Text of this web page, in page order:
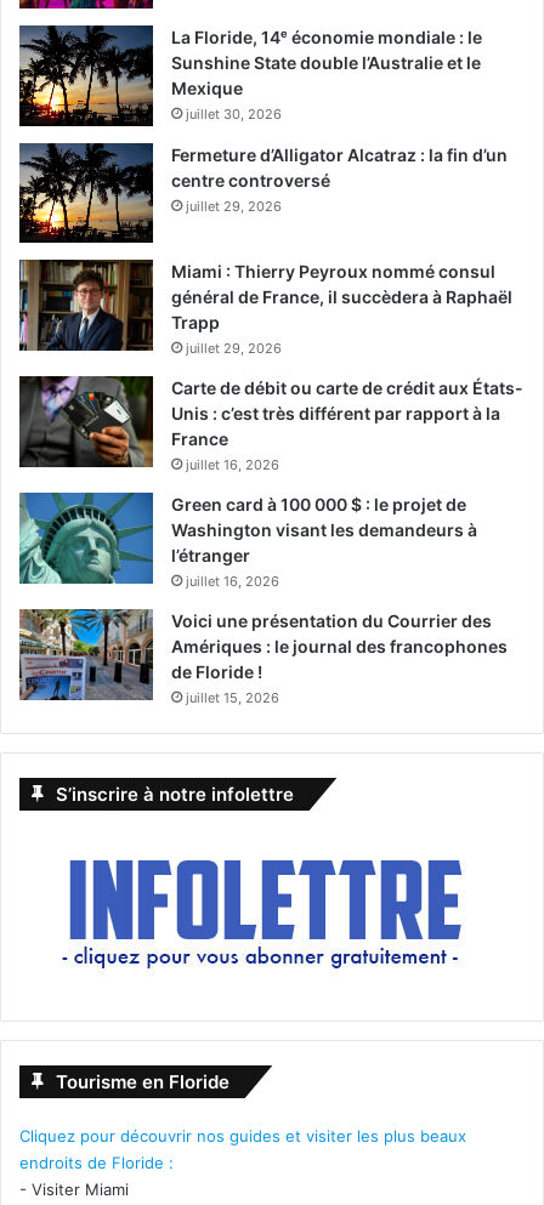
La Floride, 14ᵉ économie mondiale : le
Sunshine State double l’Australie et le
Mexique
juillet 30, 2026
Fermeture d’Alligator Alcatraz : la fin d’un
centre controversé
juillet 29, 2026
Miami : Thierry Peyroux nommé consul
général de France, il succèdera à Raphaël
Trapp
juillet 29, 2026
Carte de débit ou carte de crédit aux États-
Unis : c’est très différent par rapport à la
France
juillet 16, 2026
Green card à 100 000 $ : le projet de
Washington visant les demandeurs à
l’étranger
juillet 16, 2026
Voici une présentation du Courrier des
Amériques : le journal des francophones
de Floride !
juillet 15, 2026
S’inscrire à notre infolettre
Tourisme en Floride
Cliquez pour découvrir nos guides et visiter les plus beaux
endroits de Floride :
- Visiter Miami